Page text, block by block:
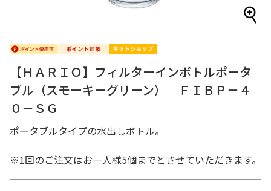
【ＨＡＲＩＯ】フィルターインボトルポータ
ブル（スモーキーグリーン） ＦＩＢＰ－４
０－ＳＧ
ポータブルタイプの水出しボトル。
※1回のご注文はお一人様5個までとさせていただきます。